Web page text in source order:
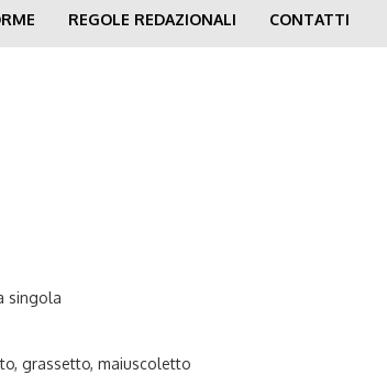
REGOLE REDAZIONALI CONTATTI
singola
grassetto, maiuscoletto